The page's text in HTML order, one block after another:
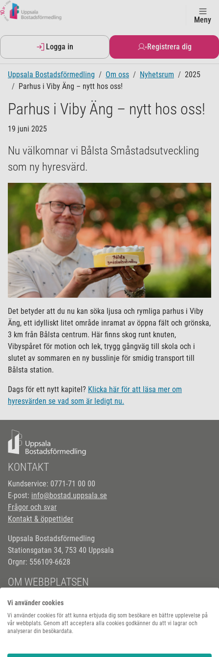
Meny
Logga in Registrera dig
Uppsala Bostadsförmedling Om oss Nyhetsrum
2025
Parhus i Viby Äng – nytt hos oss!
Parhus i Viby Äng – nytt hos oss!
19 juni 2025
Nu välkomnar vi Bålsta Småstadsutveckling
som ny hyresvärd.
Det betyder att du nu kan söka ljusa och rymliga parhus i Viby
Äng, ett idylliskt litet område inramat av öppna fält och grönska,
3 km från Bålsta centrum. Här finns skog runt knuten,
Vibyspåret för motion och lek, trygg gångväg till skola och i
slutet av sommaren en ny busslinje för smidig transport till
Bålsta station.
Dags för ett nytt kapitel? Klicka här för att läsa mer om
hyresvärden se vad som är ledigt nu.
KONTAKT
Kundservice: 0771-71 00 00
E-post: info@bostad.uppsala.se
Frågor och svar
Kontakt & öppettider
Uppsala Bostadsförmedling
Stationsgatan 34, 753 40 Uppsala
Orgnr: 556109-6628
OM WEBBPLATSEN
Om cookies
Tillgänglighetsredogörelse
Vi använder cookies
Vi använder cookies för att kunna erbjuda dig som besökare en bättre upplevelse på
vår webbplats. Genom att acceptera alla cookies godkänner du att vi lagrar och
analyserar din besökardata.